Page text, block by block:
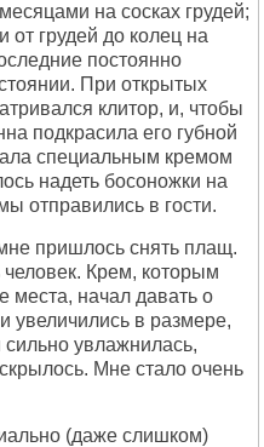
на сосках грудей;
от грудей до колец на
постоянно
При открытых
клитор, и, чтобы
подкрасила его губной
специальным кремом
надеть босоножки на
отправились в гости.
пришлось снять плащ.
Крем, которым
начал давать о
увеличились в размере,
увлажнилась,
Мне стало очень
(даже слишком)